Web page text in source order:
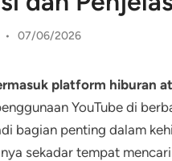
• 07/06/2026
platform hiburan
YouTube di
bagian penting dalam
sekadar tempat